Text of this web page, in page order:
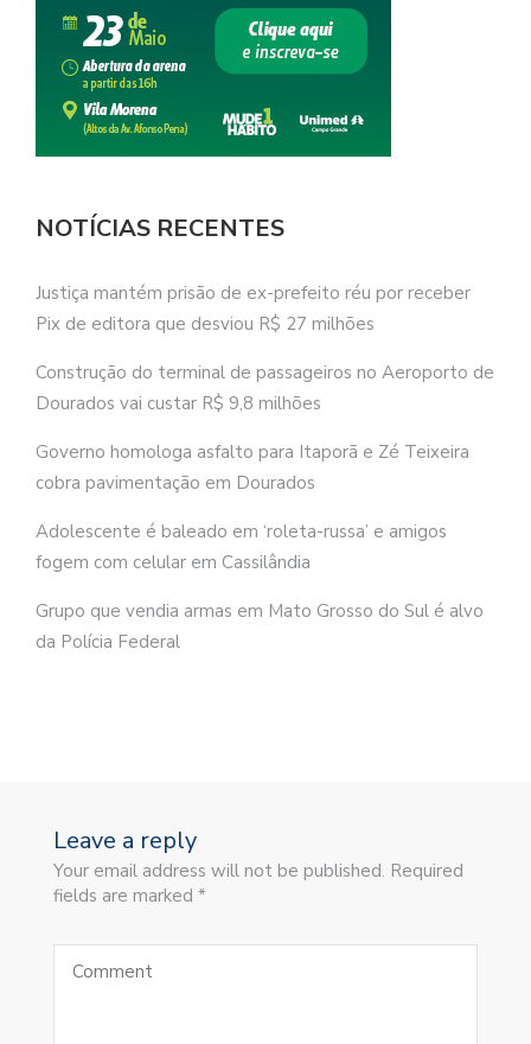
NOTÍCIAS RECENTES
Justiça mantém prisão de ex-prefeito réu por receber
Pix de editora que desviou R$ 27 milhões
Construção do terminal de passageiros no Aeroporto de
Dourados vai custar R$ 9,8 milhões
Governo homologa asfalto para Itaporã e Zé Teixeira
cobra pavimentação em Dourados
Adolescente é baleado em ‘roleta-russa’ e amigos
fogem com celular em Cassilândia
Grupo que vendia armas em Mato Grosso do Sul é alvo
da Polícia Federal
Leave a reply
Your email address will not be published. Required
fields are marked *